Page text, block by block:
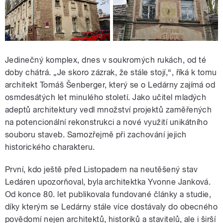
Jedinečný komplex, dnes v soukromých rukách, od té
doby chátrá. „Je skoro zázrak, že stále stojí,“, říká k tomu
architekt Tomáš Šenberger, který se o Ledárny zajímá od
osmdesátých let minulého století. Jako učitel mladých
adeptů architektury vedl množství projektů zaměřených
na potencionální rekonstrukci a nové využití unikátního
souboru staveb. Samozřejmě při zachování jejich
historického charakteru.
První, kdo ještě před Listopadem na neutěšený stav
Ledáren upozorňoval, byla architektka Yvonne Janková.
Od konce 80. let publikovala fundované články a studie,
díky kterým se Ledárny stále více dostávaly do obecného
povědomí nejen architektů, historiků a stavitelů, ale i širší